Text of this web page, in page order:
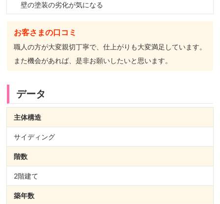
壁の塗装の劣化が気になる
お客さまの口コミ
職人の方が大変親切丁寧で、仕上がりも大変満足しています。
また機会があれば、是非お願いしたいと思います。
データ
主体構造
サイディング
階数
2階建て
築年数